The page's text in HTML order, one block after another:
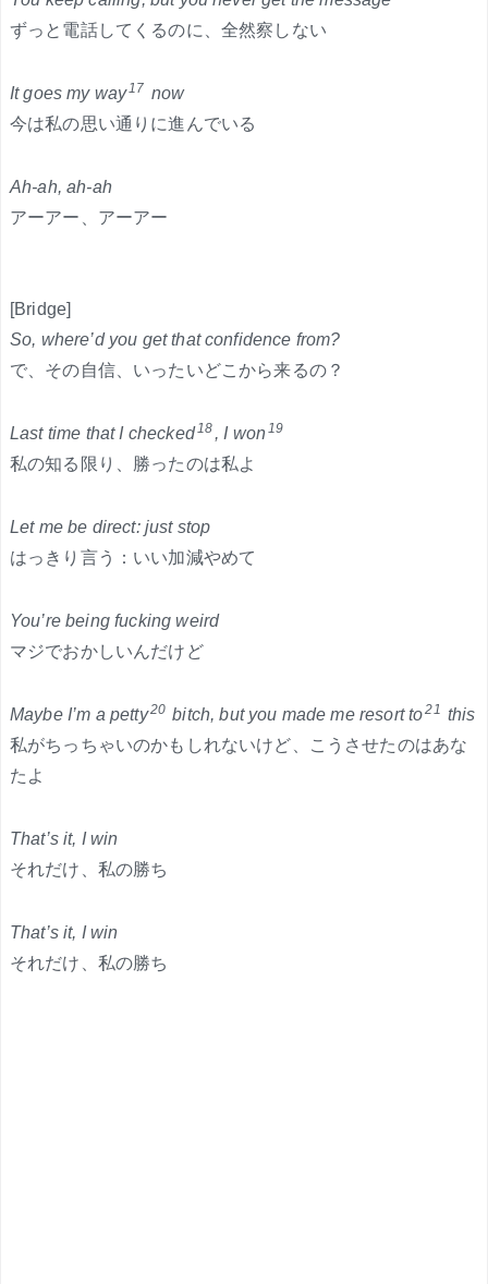
ずっと電話してくるのに、全然察しない
It goes my way17 now
今は私の思い通りに進んでいる
Ah-ah, ah-ah
アーアー、アーアー
[Bridge]
So, where’d you get that confidence from?
で、その自信、いったいどこから来るの？
Last time that I checked18 , I won19
私の知る限り、勝ったのは私よ
Let me be direct: just stop
はっきり言う：いい加減やめて
You’re being fucking weird
マジでおかしいんだけど
Maybe I’m a petty20 bitch, but you made me resort to21 this
私がちっちゃいのかもしれないけど、こうさせたのはあな
たよ
That’s it, I win
それだけ、私の勝ち
That’s it, I win
それだけ、私の勝ち